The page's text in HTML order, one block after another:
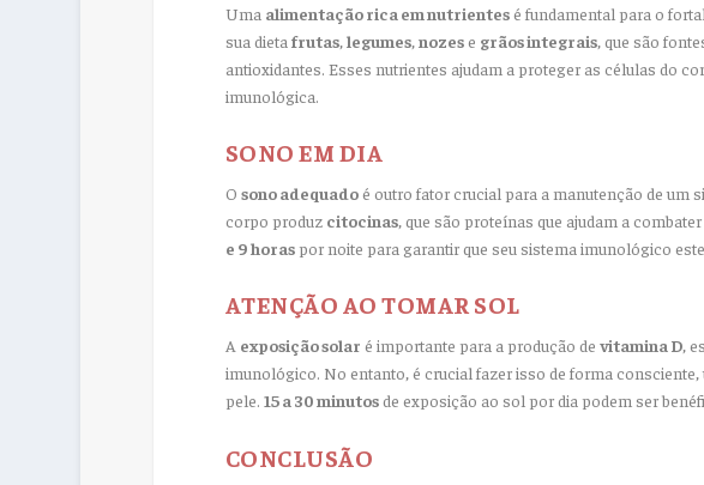
Uma alimentação rica em nutrientesé fundamental para o
sua dieta frutas, legumes, nozese grãos integrais, que são
antioxidantes. Esses nutrientes ajudam a proteger as células do
imunológica.
SONO EM DIA
O sono adequadoé outro fator crucial para a manutenção de um
corpo produz citocinas, que são proteínas que ajudam a
e 9 horaspor noite para garantir que seu sistema imunológico
ATENÇÃO AO TOMAR SOL
A exposição solar é importante para a produção de vitamina D,
imunológico. No entanto, é crucial fazer isso de forma consciente,
pele. 15 a 30 minutosde exposição ao sol por dia podem ser
CONCLUSÃO